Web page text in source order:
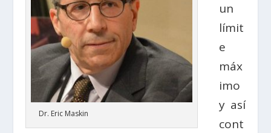
Dr. Eric Maskin
un
límit
e
máx
imo
y así
cont